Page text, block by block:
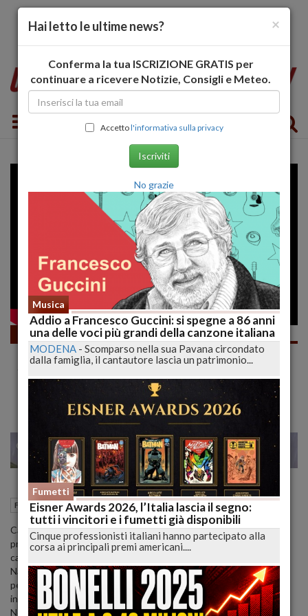
Toggle navigation
Fumetti
30 ANNI e NON SENTIRLI Presto una
SORPRESA!! Nathan Never Tre Passi nel
Domani #shorts | lucadeejay
MILANO 28 29
Fumetti L'Aquila (AQ) 04 Febbraio 2022 19:35
Cari Lettori,
primo passo verso una sorpresa "INCREDIBILE" che arriverà sul
canale.
Nathan Never "Tre passi nel domani" inaugura i 30 anni del
personaggio di Michele Medda, Antonio Serra e Bepi Vigna ed
inaugura anche i festeggiamenti sul canale :)
Noi ci leggiamo nei commenti, Ciao Belli!!!
×
Hai letto le ultime news?
Conferma la tua ISCRIZIONE GRATIS per
continuare a ricevere Notizie, Consigli e Meteo.
Accettol'informativa sulla privacy
Iscriviti
No grazie
Musica
Addio a Francesco Guccini: si spegne a 86 anni
una delle voci più grandi della canzone italiana
MODENA - Scomparso nella sua Pavana circondato
dalla famiglia, il cantautore lascia un patrimonio...
Fumetti
Eisner Awards 2026, l’Italia lascia il segno:
tutti i vincitori e i fumetti già disponibili
Cinque professionisti italiani hanno partecipato alla
corsa ai principali premi americani....